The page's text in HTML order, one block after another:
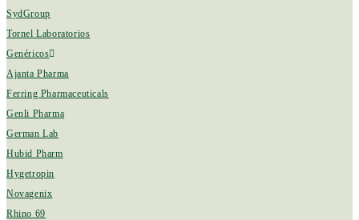
SydGroup
Tornel Laboratorios
Genéricos
Ajanta Pharma
Ferring Pharmaceuticals
Genli Pharma
German Lab
Hubid Pharm
Hygetropin
Novagenix
Rhino 69